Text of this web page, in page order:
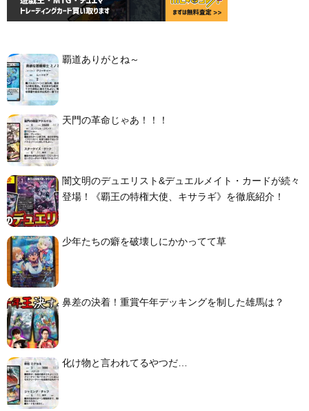
覇道ありがとね～
天門の革命じゃあ！！！
闇文明のデュエリスト&デュエルメイト・カードが続々
登場！《覇王の特権大使、キサラギ》を徹底紹介！
少年たちの癖を破壊しにかかってて草
鼻差の決着！重賞午年デッキングを制した雄馬は？
化け物と言われてるやつだ…